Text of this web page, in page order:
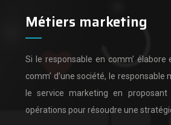
Métiers marketing
Si le responsable en comm’
comm’ d’une société, le responsable
le service marketing en
opérations pour résoudre une